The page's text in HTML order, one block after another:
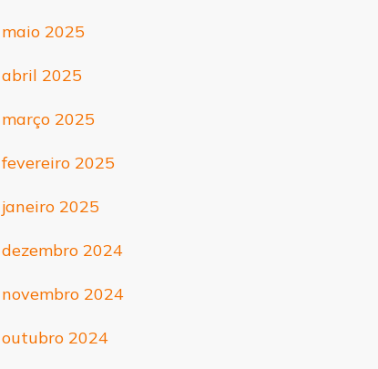
maio 2025
abril 2025
março 2025
fevereiro 2025
janeiro 2025
dezembro 2024
novembro 2024
outubro 2024